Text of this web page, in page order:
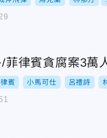
菲律賓貪腐案3萬
賓 小馬可仕 呂禮詩